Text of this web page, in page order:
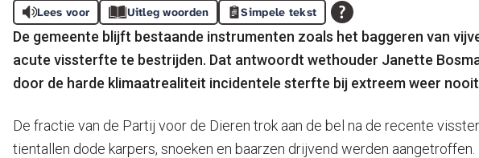
Lees voor Uitleg woorden Simpele tekst
De gemeente blijft bestaande instrumenten zoals het baggeren van
acute vissterfte te bestrijden. Dat antwoordt wethouder Janette
door de harde klimaatrealiteit incidentele sterfte bij extreem weer
De fractie van de Partij voor de Dieren trok aan de bel na de recente
tientallen dode karpers, snoeken en baarzen drijvend werden aangetroffen.